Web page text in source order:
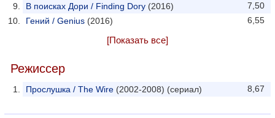
7,50
В поисках Дори / Finding Dory (2016)
6,55
Гений / Genius (2016)
[Показать все]
Режиссер
8,67
Прослушка / The Wire (2002-2008) (сериал)